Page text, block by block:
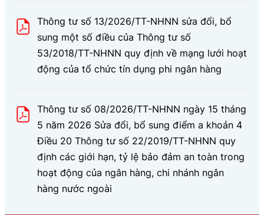
Thông tư số 13/2026/TT-NHNN sửa đổi, bổ
sung một số điều của Thông tư số
53/2018/TT-NHNN quy định về mạng lưới hoạt
động của tổ chức tín dụng phi ngân hàng
Thông tư số 08/2026/TT-NHNN ngày 15 tháng
5 năm 2026 Sửa đổi, bổ sung điểm a khoản 4
Điều 20 Thông tư số 22/2019/TT-NHNN quy
định các giới hạn, tỷ lệ bảo đảm an toàn trong
hoạt động của ngân hàng, chi nhánh ngân
hàng nước ngoài